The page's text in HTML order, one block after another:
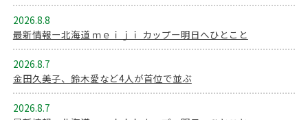
2026.8.8
最新情報ー北海道 ｍｅｉｊｉ カップー明日へひとこと
2026.8.7
金田久美子、鈴木愛など4人が首位で並ぶ
2026.8.7